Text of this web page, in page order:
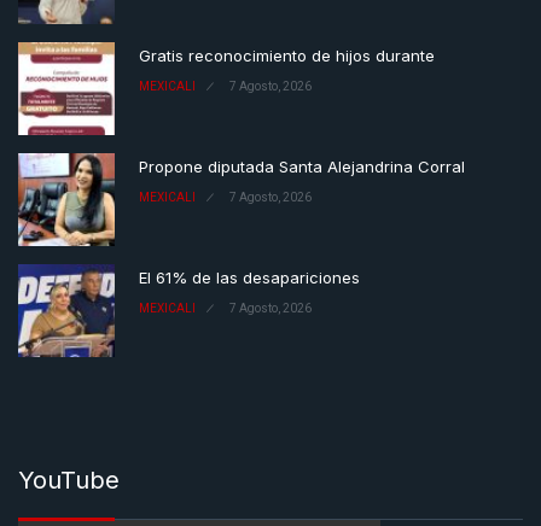
Gratis reconocimiento de hijos durante
MEXICALI 7 Agosto, 2026
Propone diputada Santa Alejandrina Corral
MEXICALI 7 Agosto, 2026
El 61% de las desapariciones
MEXICALI 7 Agosto, 2026
YouTube